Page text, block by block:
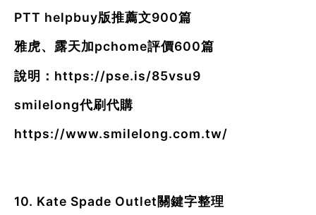
PTT helpbuy版推薦文900篇
雅虎、露天加pchome評價600篇
說明： https://pse.is/85vsu9
smilelong代刷代購
https://www.smilelong.com.tw/
10. Kate Spade Outlet關鍵字整理